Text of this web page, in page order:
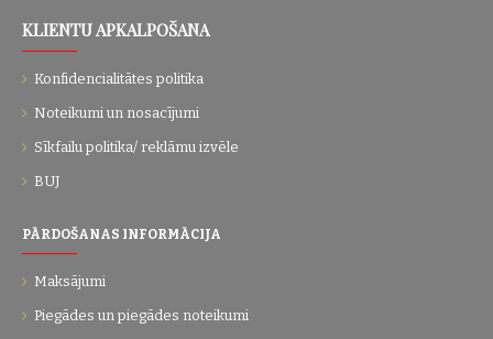
KLIENTU APKALPOŠANA
Konfidencialitātes politika
Noteikumi un nosacījumi
Sīkfailu politika/ reklāmu izvēle
BUJ
PĀRDOŠANAS INFORMĀCIJA
Maksājumi
Piegādes un piegādes noteikumi